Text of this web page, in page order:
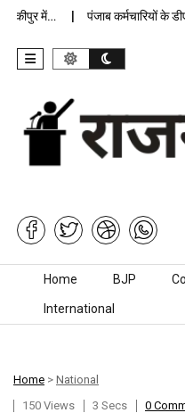
में… पंजाब कर्मचारियों के डीए
Skip to content
Home BJP
International
Home > National
150 Views
3 Secs 0